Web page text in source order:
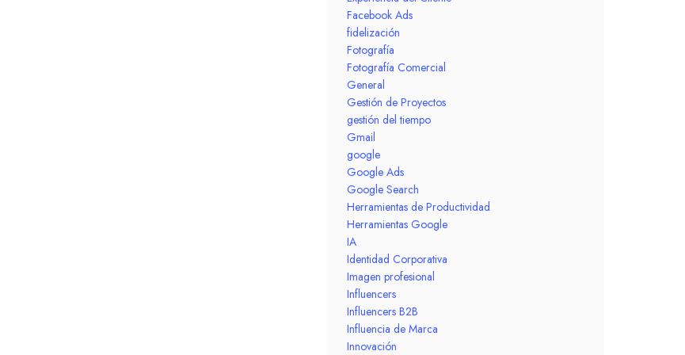
Facebook Ads
fidelización
Fotografía
Fotografía Comercial
General
Gestión de Proyectos
gestión del tiempo
Gmail
google
Google Ads
Google Search
Herramientas de Productividad
Herramientas Google
IA
Identidad Corporativa
Imagen profesional
Influencers
Influencers B2B
Influencia de Marca
Innovación